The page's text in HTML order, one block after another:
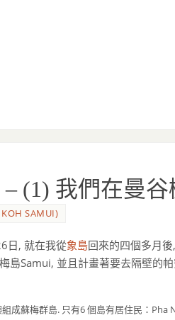
(1) 我們在曼
SAMUI)
日, 就在我從象島回來的四個多月
島Samui, 並且計畫著要去隔壁的
成蘇梅群島. 只有6 個島有居住民：Pha